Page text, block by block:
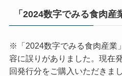
「2024数字でみる食肉産
※「2024数字でみる食肉産業
容に誤りがありました。現在
回発行分をご購入いただきま